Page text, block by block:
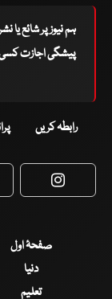
ہم نیوز پر شائع یا
پیشگی اجازت کسی
رابطہ کریں
صفحۂ اول
دنیا
تعلیم